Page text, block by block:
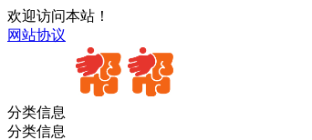
欢迎访问本站！
网站协议
分类信息
分类信息